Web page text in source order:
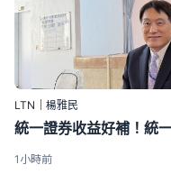
LTN｜楊雅民
統一證券收益好補！統
1小時前